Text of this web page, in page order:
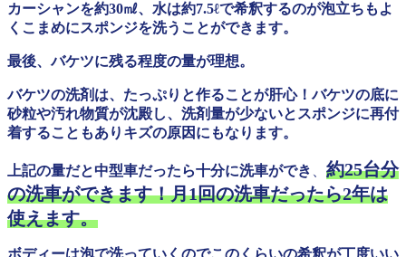
カーシャンを約30㎖、水は約7.5ℓで希釈するのが泡立ちもよ
くこまめにスポンジを洗うことができます。
最後、バケツに残る程度の量が理想。
バケツの洗剤は、たっぷりと作ることが肝心！バケツの底に
砂粒や汚れ物質が沈殿し、洗剤量が少ないとスポンジに再付
着することもありキズの原因にもなります。
上記の量だと中型車だったら十分に洗車ができ
約25台分
の洗車ができます！月1回の洗車だったら2年は
使えます。
ボディーは泡で洗っていくのでこのくらいの希釈が丁度いい